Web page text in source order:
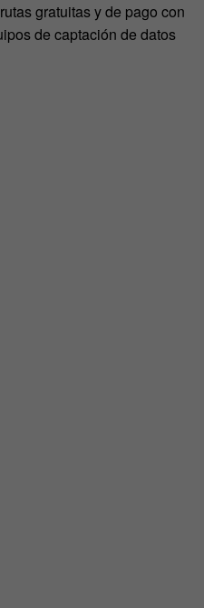
gratuitas y de pago con
de captación de datos